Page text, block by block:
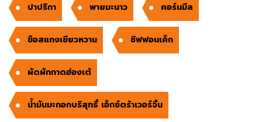
ปาปริกา พายมะนาว คอร์นมีล
ฃ๊อสแกงเขียวหวาน ชิฟฟอนเค็ก
ผัดผักกาดฮ่องเต้
น้ำมันมะกอกบริสุทธิ์ เอ็กซ์ตร้าเวอร์จิ้น